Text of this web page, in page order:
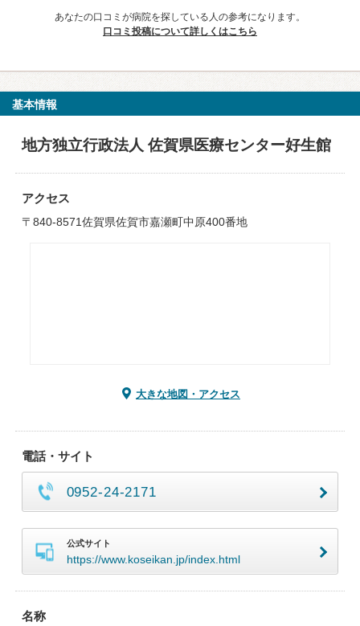
あなたの口コミが病院を探している人の参考になります。
口コミ投稿について詳しくはこちら
基本情報
地方独立行政法人 佐賀県医療センター好生館
アクセス
〒840-8571佐賀県佐賀市嘉瀬町中原400番地
大きな地図・アクセス
電話・サイト
0952-24-2171
公式サイト
https://www.koseikan.jp/index.html
名称